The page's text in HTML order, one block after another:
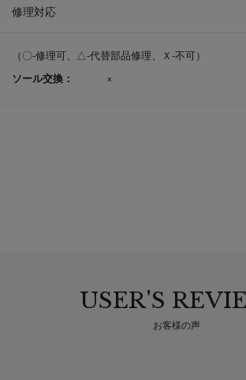
修理対応
（〇-修理可、△-代替部品修理、Ｘ-不可）
ソール交換：
×
USER'S
お客様の声